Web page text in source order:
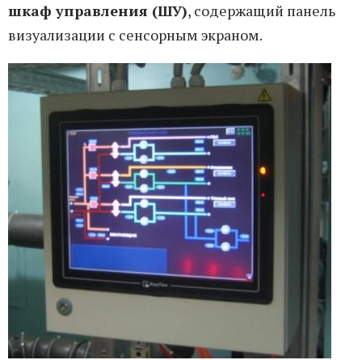
шкаф управления (ШУ), содержащий панель
визуализации с сенсорным экраном.